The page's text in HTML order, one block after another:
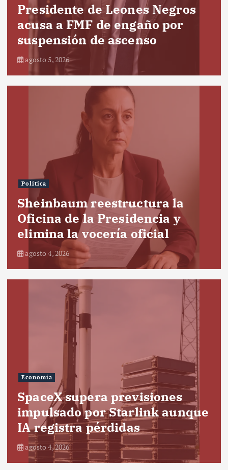
Presidente de Leones Negros
acusa a FMF de engaño por
suspensión de ascenso
agosto 5, 2026
Política
Sheinbaum reestructura la
Oficina de la Presidencia y
elimina la vocería oficial
agosto 4, 2026
Economía
SpaceX supera previsiones
impulsado por Starlink aunque
IA registra pérdidas
agosto 4, 2026